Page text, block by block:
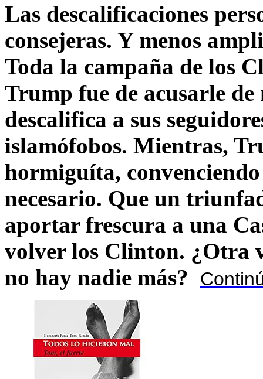
Las descalificaciones
consejeras. Y menos
Toda la campaña de los
Trump fue de acusarle
descalifica a sus
islamófobos. Mientras,
hormiguíta,
necesario. Que un
aportar frescura a una
volver los Clinton. ¿Otra
no hay nadie más?